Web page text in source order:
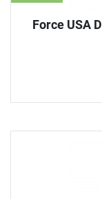
Force USA